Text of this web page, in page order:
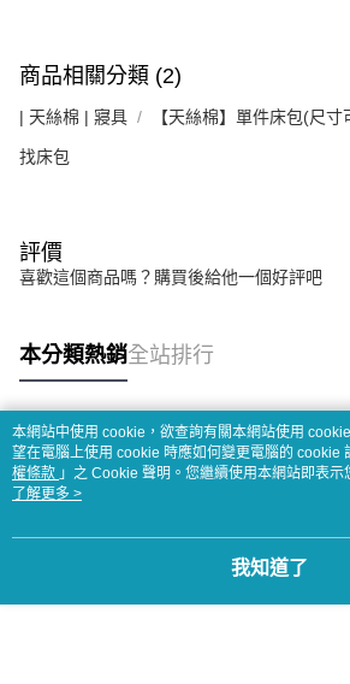
商品相關分類 (2)
| 天絲棉 | 寢具 【天絲棉】單件床包(尺寸
找床包
評價
喜歡這個商品嗎？購買後給他一個好評吧
本分類熱銷全站排行
熱門標籤
本網站中使用 cookie，欲查詢有關本網站使用
望在電腦上使用 cookie 時應如何變更電腦的 cookie
權條款 」之 Cookie 聲明。您繼續使用本網站即表
用條款之 Cookie 聲明使用 cookie。
了解更多 >
我知道了